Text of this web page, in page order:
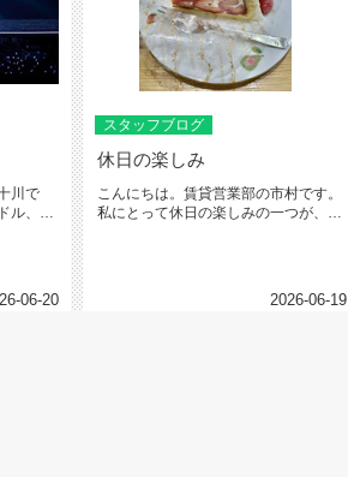
川で
ル、嵐
06-20
スタッフブログ
休日の楽しみ
こんにちは。賃貸営業部の市村です。
私にとって休日の楽しみの一つが、食
2026-06-19